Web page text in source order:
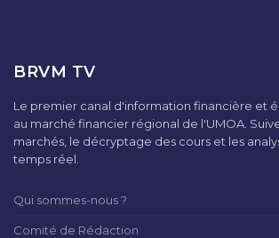
BRVM TV
Le premier canal d'information financière et
au marché financier régional de l'UMOA.
marchés, le décryptage des cours et les
temps réel.
Qui sommes-nous ?
Comité de Rédaction